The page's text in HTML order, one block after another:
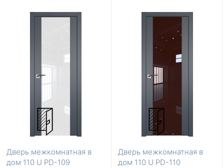
Дверь межкомнатная в
дом 110 U PD-109
Дверь межкомнатная в
дом 110 U PD-110